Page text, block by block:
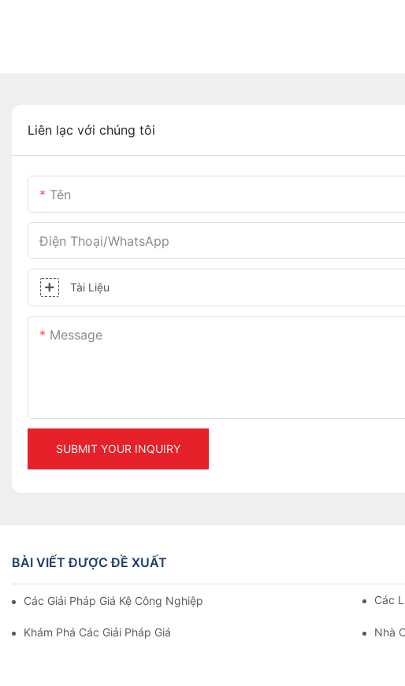
Liên lạc với chúng tôi
Tên
Điện Thoại/WhatsApp
Tài Liệu
Message
SUBMIT YOUR INQUIRY
BÀI VIẾT ĐƯỢC ĐỀ XUẤT
Các Giải Pháp Giá Kệ Công Nghiệp Hàng Đầu Cho Quản Lý Kho Hiệu Quả
Các
Khám Phá Các Giải Pháp Giá Kệ Lưu Trữ Hiệu Quả Cho Mọi Ngành Công
Nhà